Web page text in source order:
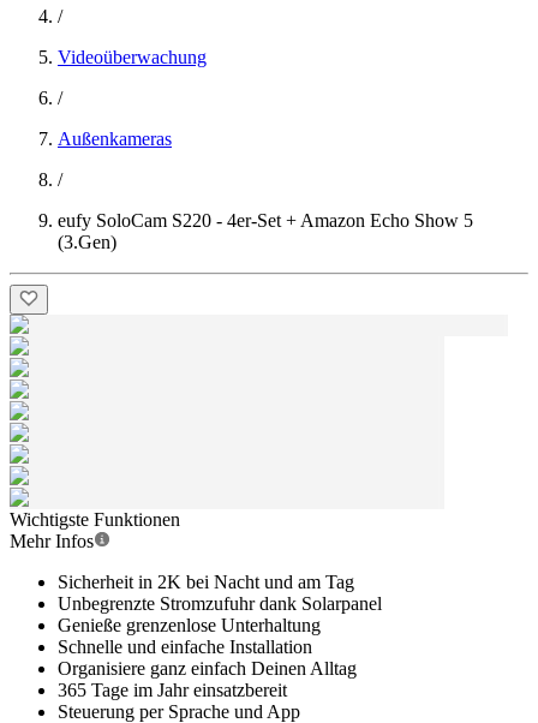
/
Videoüberwachung
/
Außenkameras
/
eufy SoloCam S220 - 4er-Set + Amazon Echo Show 5
(3.Gen)
Wichtigste Funktionen
Mehr Infos
Sicherheit in 2K bei Nacht und am Tag
Unbegrenzte Stromzufuhr dank Solarpanel
Genieße grenzenlose Unterhaltung
Schnelle und einfache Installation
Organisiere ganz einfach Deinen Alltag
365 Tage im Jahr einsatzbereit
Steuerung per Sprache und App